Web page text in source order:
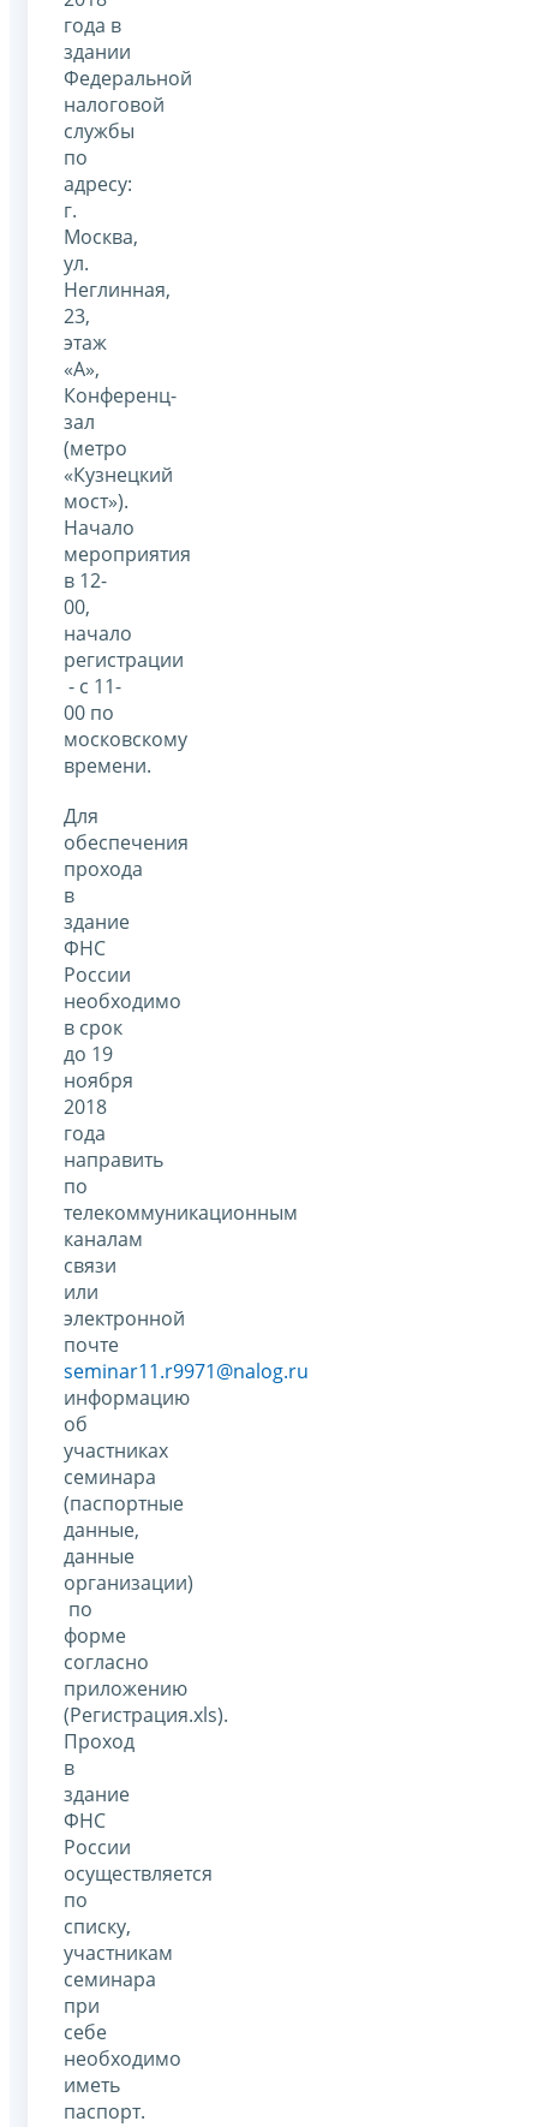
года в
здании
Федеральной
налоговой
службы
по
адресу:
г.
Москва,
ул.
Неглинная,
23,
этаж
«А»,
Конференц-
зал
(метро
«Кузнецкий
мост»).
Начало
мероприятия
в 12-
00,
начало
регистрации
- с 11-
00 по
московскому
времени.
Для
обеспечения
прохода
в
здание
ФНС
России
необходимо
в срок
до 19
ноября
2018
года
направить
по
телекоммуникационным
каналам
связи
или
электронной
почте
seminar11.r9971@nalog.ru
информацию
об
участниках
семинара
(паспортные
данные,
данные
организации)
по
форме
согласно
приложению
(Регистрация.xls).
Проход
в
здание
ФНС
России
осуществляется
по
списку,
участникам
семинара
при
себе
необходимо
иметь
паспорт.